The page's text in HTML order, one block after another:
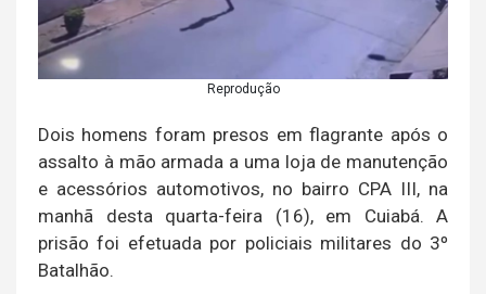
Reprodução
Dois homens foram presos em flagrante após o
assalto à mão armada a uma loja de manutenção
e acessórios automotivos, no bairro CPA III, na
manhã desta quarta-feira (16), em Cuiabá. A
prisão foi efetuada por policiais militares do 3º
Batalhão.